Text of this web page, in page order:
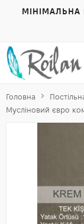
МІНІМАЛЬНА
Головна
Мусліновий євро